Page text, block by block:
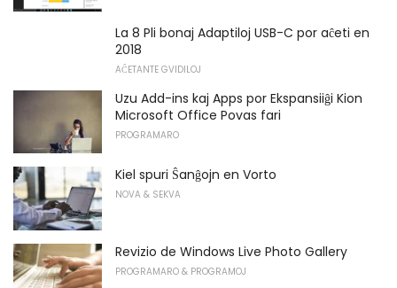
La 8 Pli bonaj Adaptiloj USB-C por aĉeti en
2018
AĈETANTE GVIDILOJ
Uzu Add-ins kaj Apps por Ekspansiiĝi ​​Kion
Microsoft Office Povas fari
PROGRAMARO
Kiel spuri Ŝanĝojn en Vorto
NOVA & SEKVA
Revizio de Windows Live Photo Gallery
PROGRAMARO & PROGRAMOJ